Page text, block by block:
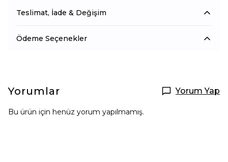
Teslimat, İade & Değişim
Ödeme Seçenekler
Yorumlar Yorum Yap
Bu ürün için henüz yorum yapılmamış.